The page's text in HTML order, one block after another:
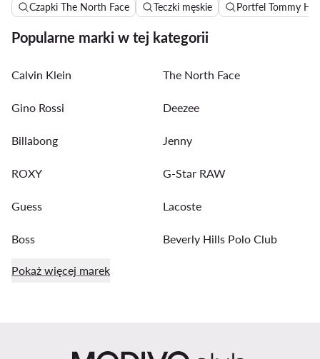
Czapki The North Face Teczki męskie Portfel Tommy
Popularne marki w tej kategorii
Calvin Klein The North Face
Gino Rossi Deezee
Billabong Jenny
ROXY G-Star RAW
Guess Lacoste
Boss Beverly Hills Polo Club
Pokaż więcej marek